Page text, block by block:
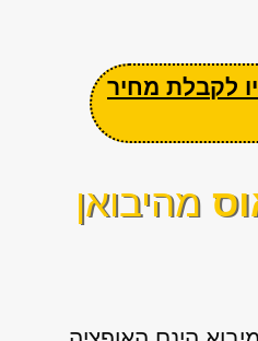
לקבלת מחיר
מהיבואן